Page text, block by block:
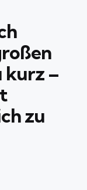
kurz –
zu